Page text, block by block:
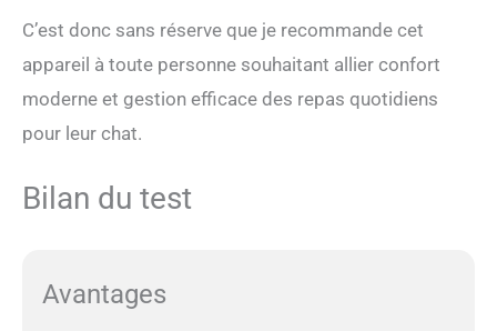
C’est donc sans réserve que je recommande cet
appareil à toute personne souhaitant allier confort
moderne et gestion efficace des repas quotidiens
pour leur chat.
Bilan du test
Avantages